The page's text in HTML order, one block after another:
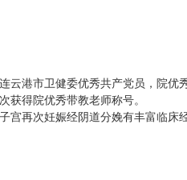
云港市卫健委优秀共产党员，院优
获得院优秀带教老师称号。
宫再次妊娠经阴道分娩有丰富临床经